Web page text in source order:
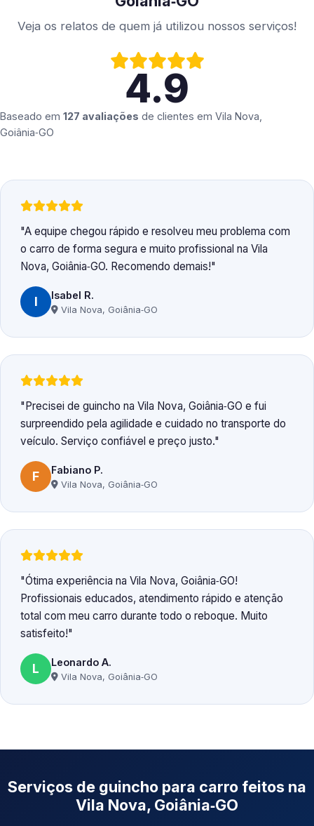
Veja os relatos de quem já utilizou nossos serviços!
4.9
Baseado em 127 avaliações de clientes em Vila Nova,
Goiânia‑GO
A equipe chegou rápido e resolveu meu problema com
o carro de forma segura e muito profissional na Vila
Nova, Goiânia‑GO. Recomendo demais!
I Isabel R.
Vila Nova, Goiânia‑GO
Precisei de guincho na Vila Nova, Goiânia‑GO e fui
surpreendido pela agilidade e cuidado no transporte do
veículo. Serviço confiável e preço justo.
F Fabiano P.
Vila Nova, Goiânia‑GO
Ótima experiência na Vila Nova, Goiânia‑GO!
Profissionais educados, atendimento rápido e atenção
total com meu carro durante todo o reboque. Muito
satisfeito!
L Leonardo A.
Vila Nova, Goiânia‑GO
Serviços de guincho para carro feitos na
Vila Nova, Goiânia‑GO